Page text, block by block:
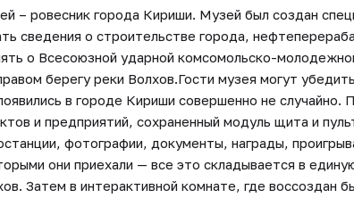
– ровесник города Кириши. Музей был создан
сведения о строительстве города,
о Всесоюзной ударной комсомольско-
берегу реки Волхов.Гости музея могут
в городе Кириши совершенно не случайно.
и предприятий, сохраненный модуль щита и
фотографии, документы, награды,
они приехали — все это складывается в
Затем в интерактивной комнате, где воссоздан